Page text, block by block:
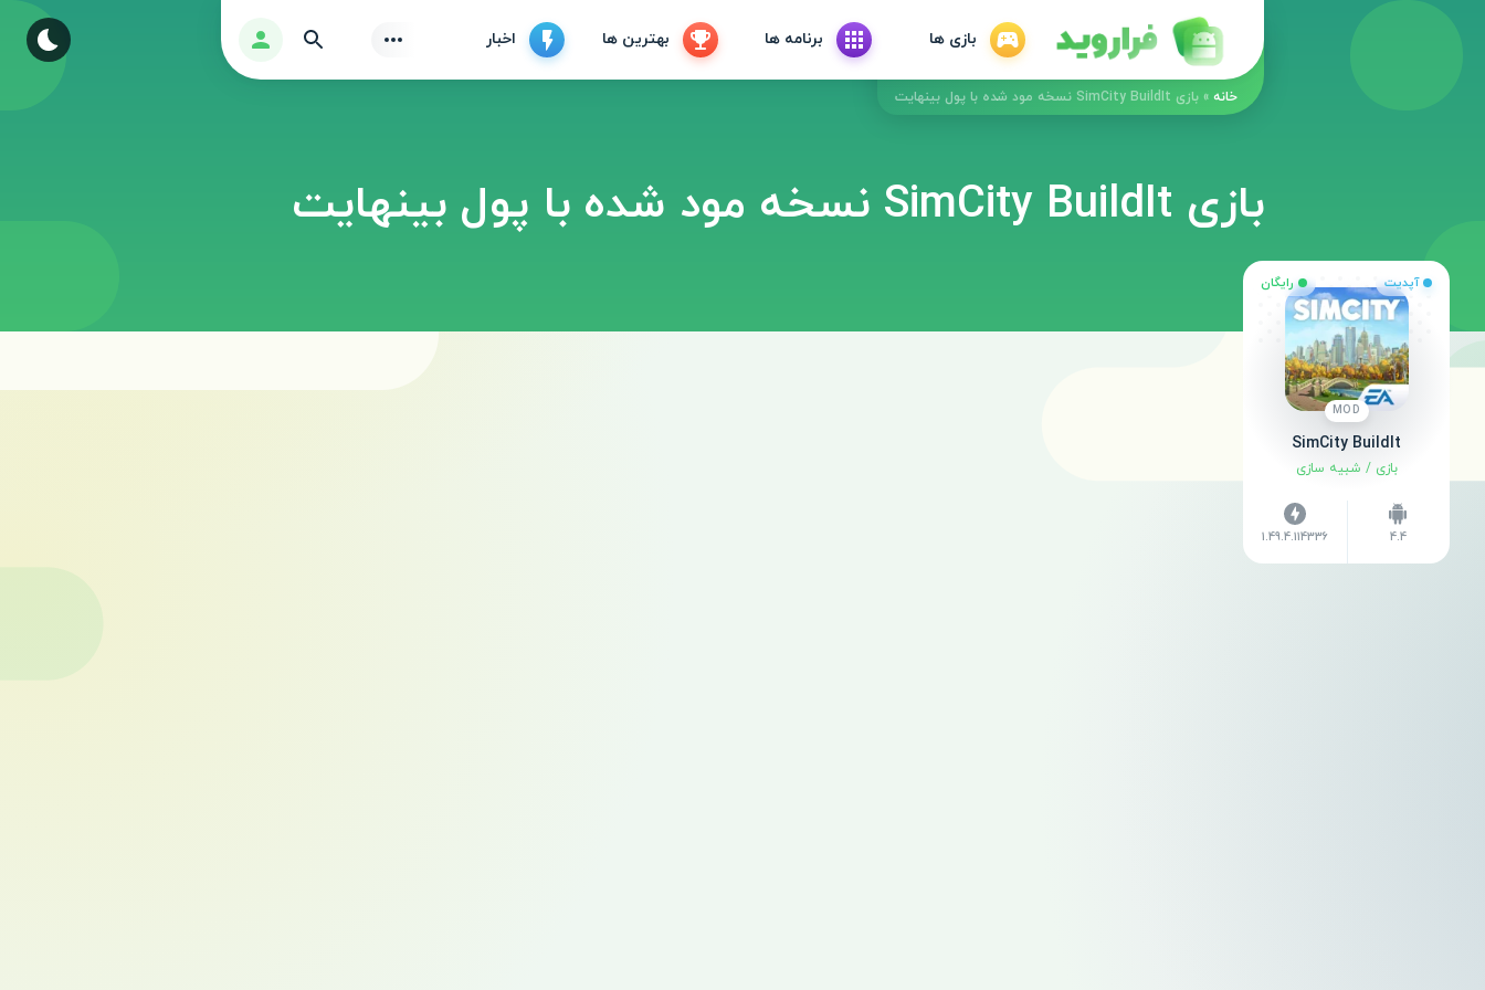
بازی ها برنامه ها بهترین ها اخبار ورود Find
خانه » بازی SimCity BuildIt نسخه مود شده با پول بینهایت
بازی SimCity BuildIt نسخه مود شده با پول بینهایت
آپدیت رایگان
MOD
SimCity BuildIt
بازی / شبیه سازی
4.4
1.49.4.114336